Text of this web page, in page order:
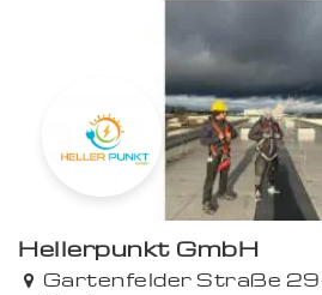
Hellerpunkt GmbH
Gartenfelder Straße